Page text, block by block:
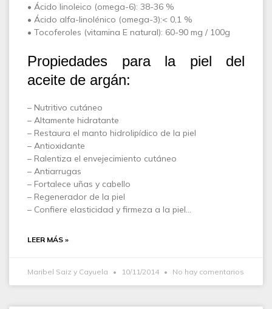
• Ácido linoleico (omega-6): 38-36 %
• Ácido alfa-linolénico (omega-3):< 0,1 %
• Tocoferoles (vitamina E natural): 60-90 mg / 100g
Propiedades para la piel del
aceite de argán:
– Nutritivo cutáneo
– Altamente hidratante
– Restaura el manto hidrolipídico de la piel
– Antioxidante
– Ralentiza el envejecimiento cutáneo
– Antiarrugas
– Fortalece uñas y cabello
– Regenerador de la piel
– Confiere elasticidad y firmeza a la piel…
LEER MÁS »
Maribel Saiz y Cayuela 10/11/2014 No hay comentarios